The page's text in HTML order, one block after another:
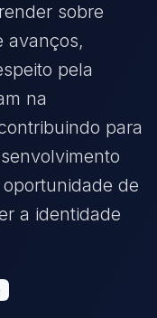
sobre
avanços,
pela
na
para
de
a identidade